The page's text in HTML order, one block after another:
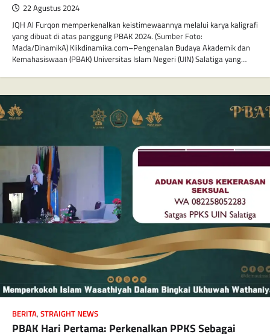
22 Agustus 2024
JQH Al Furqon memperkenalkan keistimewaannya melalui karya kaligrafi
yang dibuat di atas panggung PBAK 2024. (Sumber Foto:
Mada/DinamikA) Klikdinamika.com–Pengenalan Budaya Akademik dan
Kemahasiswaan (PBAK) Universitas Islam Negeri (UIN) Salatiga yang…
BERITA, STRAIGHT NEWS
PBAK Hari Pertama: Perkenalkan PPKS Sebagai